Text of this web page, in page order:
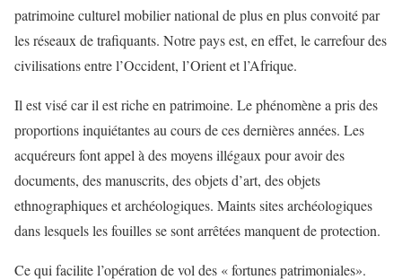
patrimoine culturel mobilier national de plus en plus convoité par
les réseaux de trafiquants. Notre pays est, en effet, le carrefour des
civilisations entre l’Occident, l’Orient et l’Afrique.
Il est visé car il est riche en patrimoine. Le phénomène a pris des
proportions inquiétantes au cours de ces dernières années. Les
acquéreurs font appel à des moyens illégaux pour avoir des
documents, des manuscrits, des objets d’art, des objets
ethnographiques et archéologiques. Maints sites archéologiques
dans lesquels les fouilles se sont arrêtées manquent de protection.
Ce qui facilite l’opération de vol des « fortunes patrimoniales».